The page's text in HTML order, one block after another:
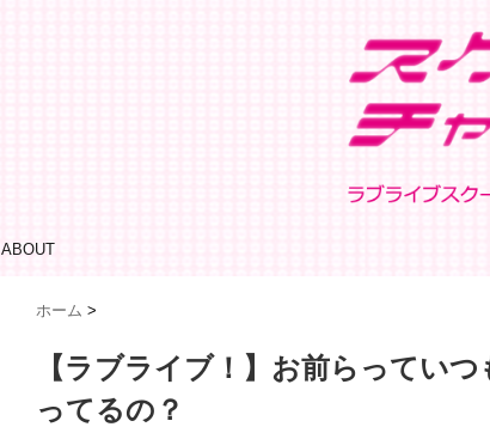
ABOUT
ホーム >
【ラブライブ！】お前らってい
ってるの？